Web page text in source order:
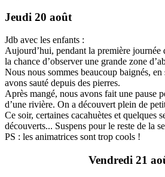
Jeudi 20 août
Jdb avec les enfants :
Aujourd’hui, pendant la première journée
la chance d’observer une grande zone
Nous nous sommes beaucoup baignés, en
avons sauté depuis des pierres.
Après mangé, nous avons fait une pause
d’une rivière. On a découvert plein de
Ce soir, certaines cacahuètes et quelques
découverts... Suspens pour le reste de la
PS : les animatrices sont trop cools !
Vendredi 21